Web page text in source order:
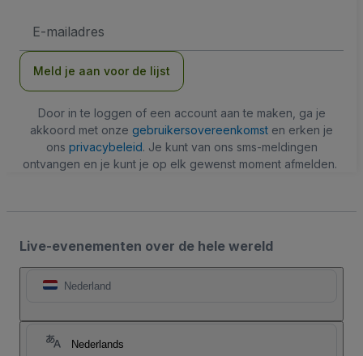
mailadres
Meld je aan voor de lijst
Door in te loggen of een account aan te maken, ga je
akkoord met onze gebruikersovereenkomst en erken je
ons privacybeleid. Je kunt van ons sms-meldingen
ontvangen en je kunt je op elk gewenst moment afmelden.
Live-evenementen over de hele wereld
Nederland
Nederlands